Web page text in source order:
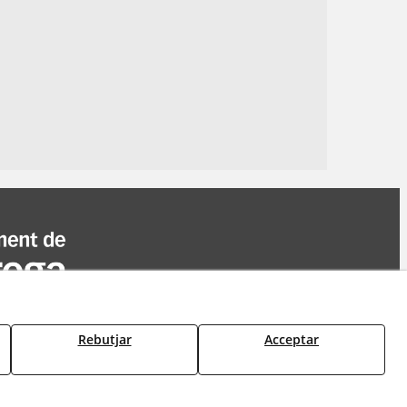
Rebutjar Acceptar